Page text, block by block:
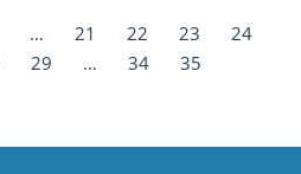
… 21 22 23
24
29 … 34
35